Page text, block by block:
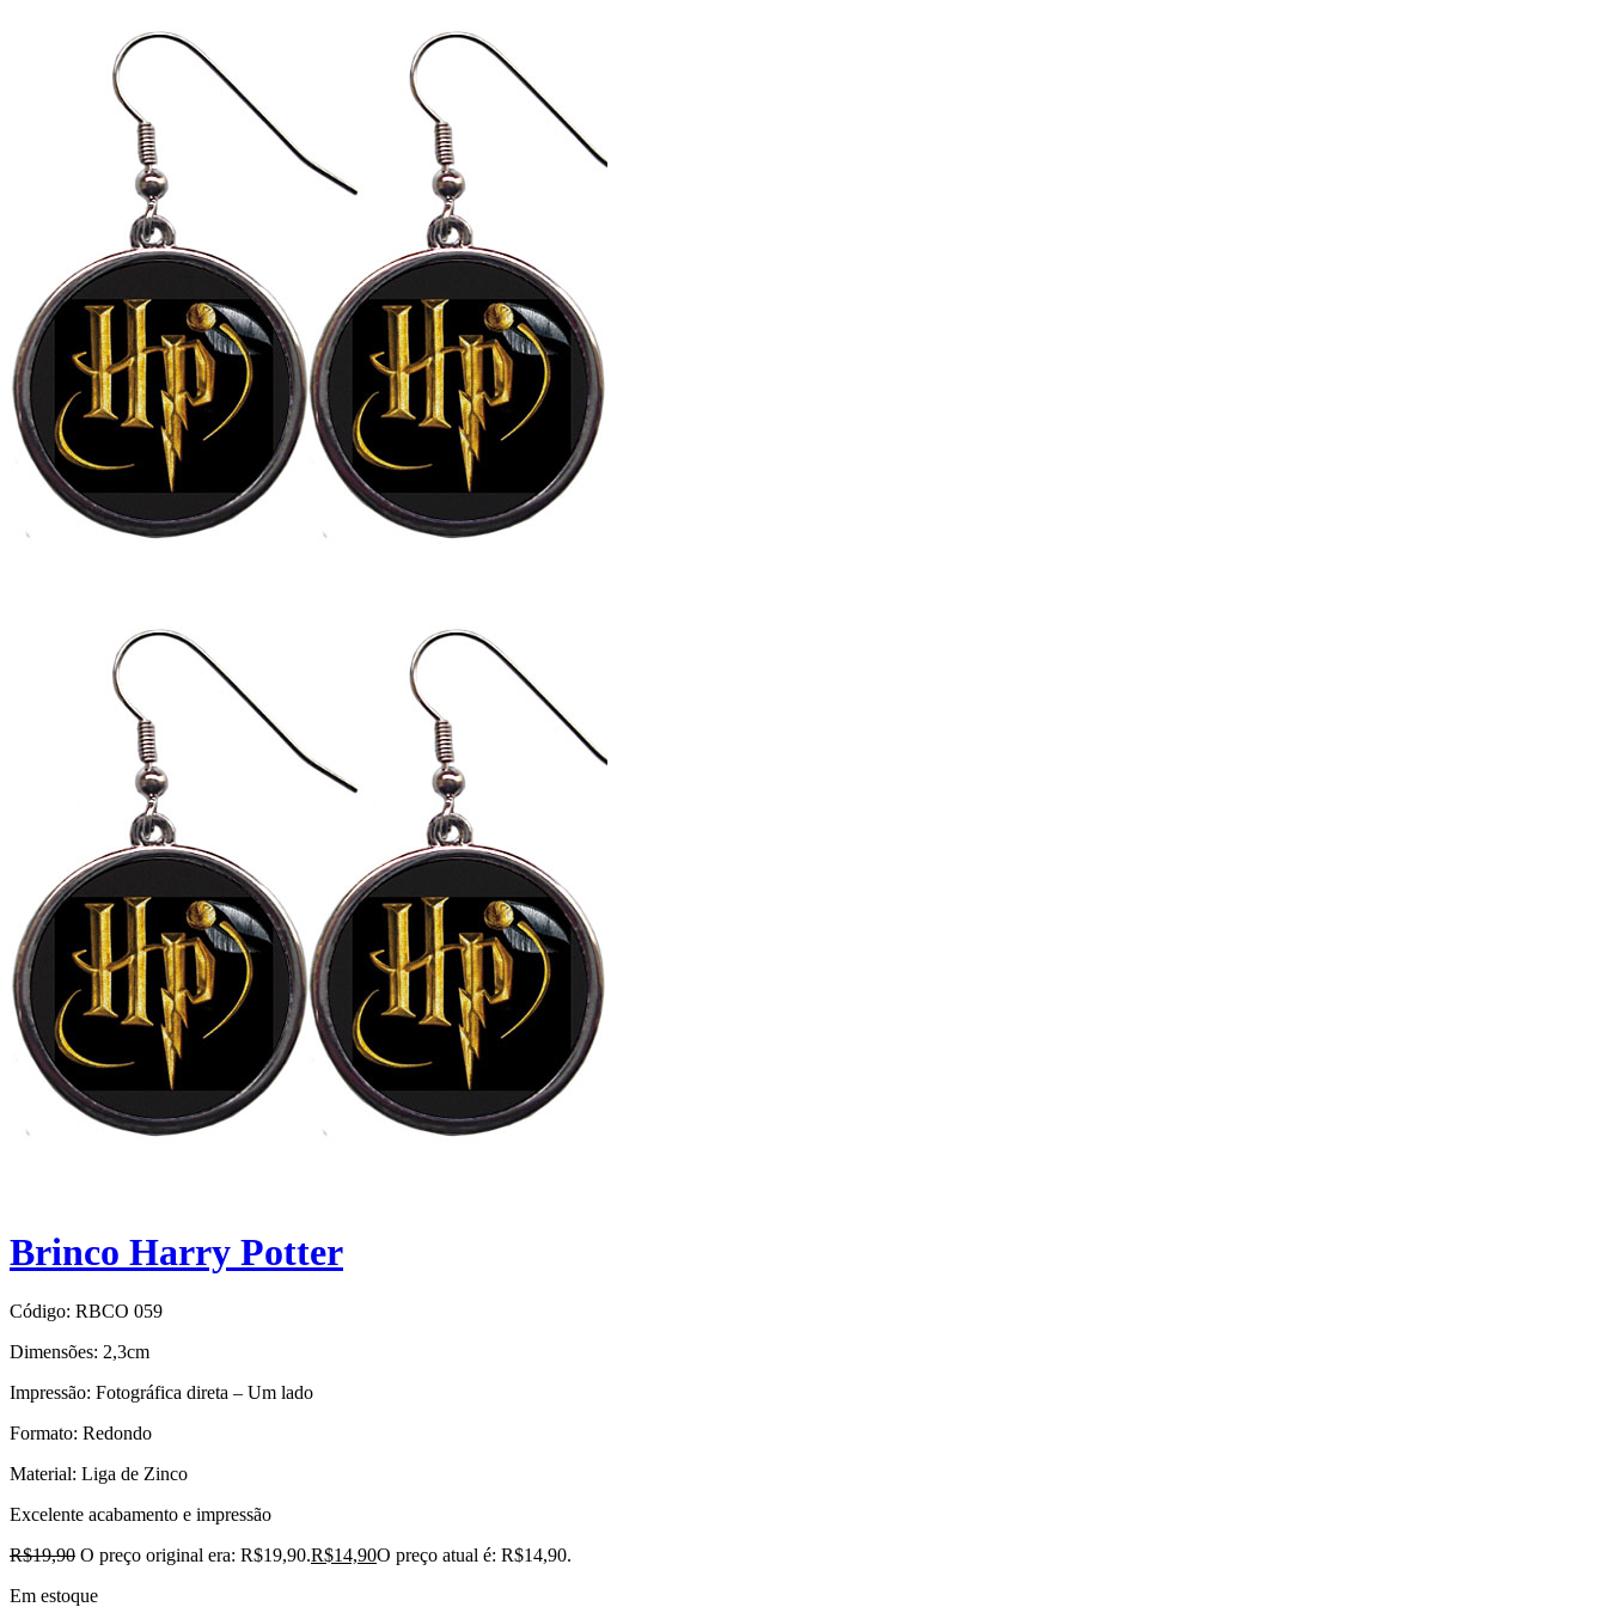
Brinco Harry Potter
Código: RBCO 059
Dimensões: 2,3cm
Impressão: Fotográfica direta – Um lado
Formato: Redondo
Material: Liga de Zinco
Excelente acabamento e impressão
R$19,90 O preço original era: R$19,90.R$14,90O preço atual é: R$14,90.
Em estoque